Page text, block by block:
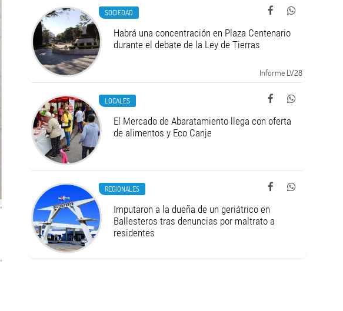
SOCIEDAD
Habrá una concentración en Plaza Centenario
durante el debate de la Ley de Tierras
Informe LV28
LOCALES
El Mercado de Abaratamiento llega con oferta
de alimentos y Eco Canje
REGIONALES
Imputaron a la dueña de un geriátrico en
Ballesteros tras denuncias por maltrato a
residentes